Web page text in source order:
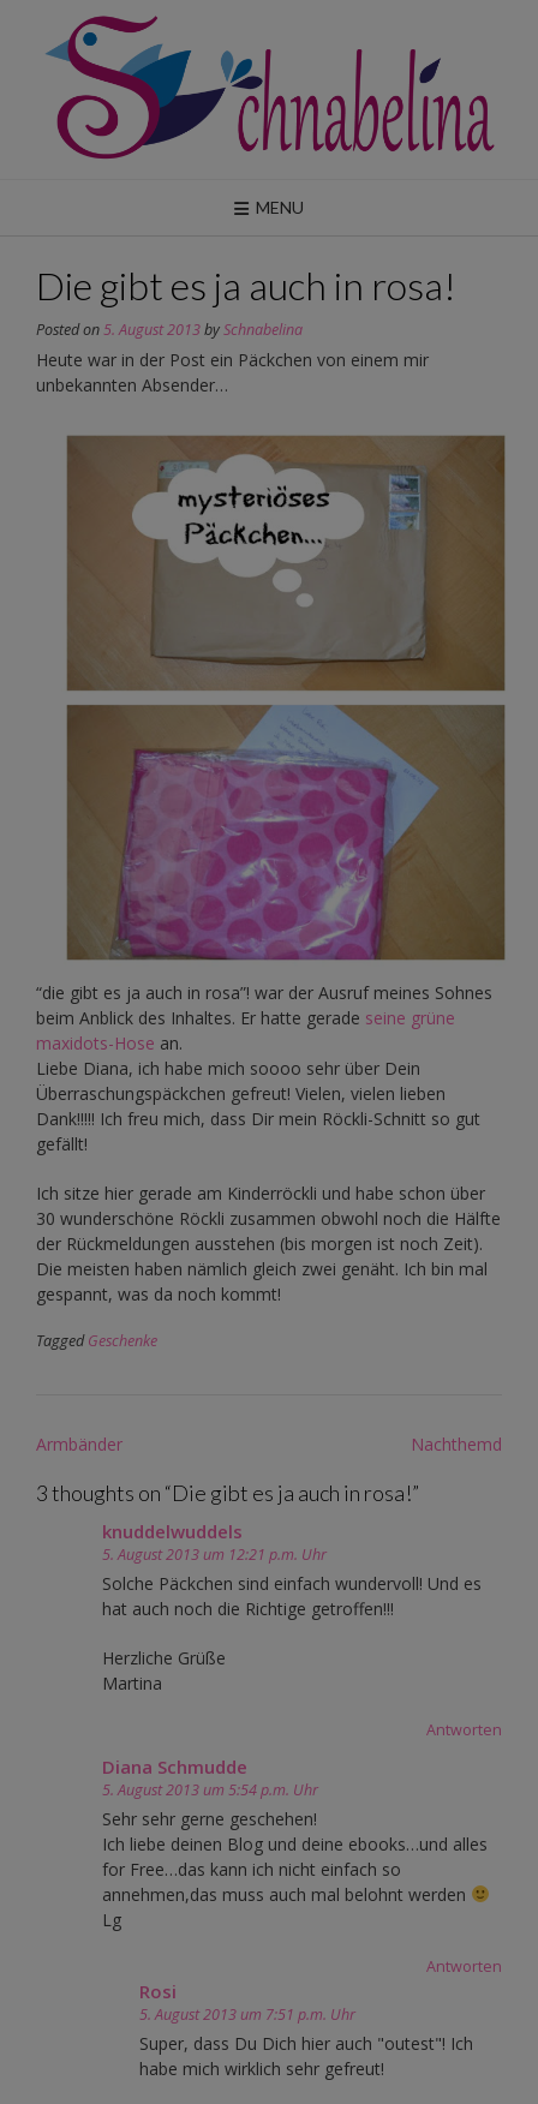
content
MENU
Die gibt es ja auch in rosa!
Posted on5. August 2013bySchnabelina
Heute war in der Post ein Päckchen von einem mir
unbekannten Absender…
“die gibt es ja auch in rosa”! war der Ausruf meines Sohnes
beim Anblick des Inhaltes. Er hatte gerade seine grüne
maxidots-Hose an.
Liebe Diana, ich habe mich soooo sehr über Dein
Überraschungspäckchen gefreut! Vielen, vielen lieben
Dank!!!!! Ich freu mich, dass Dir mein Röckli-Schnitt so gut
gefällt!
Ich sitze hier gerade am Kinderröckli und habe schon über
30 wunderschöne Röckli zusammen obwohl noch die Hälfte
der Rückmeldungen ausstehen (bis morgen ist noch Zeit).
Die meisten haben nämlich gleich zwei genäht. Ich bin mal
gespannt, was da noch kommt!
TaggedGeschenke
Post
Armbänder Nachthemd
3 thoughts on “Die gibt es ja auch in rosa!”
knuddelwuddels
5. August 2013 um 12:21 p.m. Uhr
Solche Päckchen sind einfach wundervoll! Und es
hat auch noch die Richtige getroffen!!!
Herzliche Grüße
Martina
Antworten
Diana Schmudde
5. August 2013 um 5:54 p.m. Uhr
Sehr sehr gerne geschehen!
Ich liebe deinen Blog und deine ebooks…und alles
for Free…das kann ich nicht einfach so
annehmen,das muss auch mal belohnt werden
Lg
Antworten
Rosi
5. August 2013 um 7:51 p.m. Uhr
Super, dass Du Dich hier auch "outest"! Ich
habe mich wirklich sehr gefreut!